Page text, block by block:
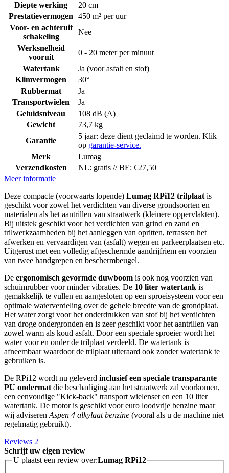
Diepte werking
20 cm
Prestatievermogen
450 m² per uur
Voor- en achteruit
schakeling
Nee
Werksnelheid
vooruit
0 - 20 meter per minuut
Watertank
Ja (voor asfalt en stof)
Klimvermogen
30°
Rubbermat
Ja
Transportwielen
Ja
Geluidsniveau
108 dB (A)
Gewicht
73,7 kg
Garantie
5 jaar: deze dient geclaimd te worden. Klik
op garantie-service.
Merk
Lumag
Verzendkosten
NL: gratis // BE: €27,50
Meer informatie
Deze compacte (voorwaarts lopende) Lumag RPi12 trilplaat is
geschikt voor zowel het verdichten van diverse grondsoorten en
materialen als het aantrillen van straatwerk (kleinere oppervlakten).
Bij uitstek geschikt voor het verdichten van grind en zand en
trilwerkzaamheden bij het aanleggen van opritten, terrassen het
afwerken en vervaardigen van (asfalt) wegen en parkeerplaatsen etc.
Uitgerust met een volledig afgeschermde aandrijfriem en voorzien
van twee handgrepen en beschermbeugel.
De ergonomisch gevormde duwboom is ook nog voorzien van
schuimrubber voor minder vibraties. De 10 liter watertank is
gemakkelijk te vullen en aangesloten op een sproeisysteem voor een
optimale waterverdeling over de gehele breedte van de grondplaat.
Het water zorgt voor het onderdrukken van stof bij het verdichten
van droge ondergronden en is zeer geschikt voor het aantrillen van
zowel warm als koud asfalt. Door een speciale sproeier wordt het
water voor en onder de trilplaat verdeeld. De watertank is
afneembaar waardoor de trilplaat uiteraard ook zonder watertank te
gebruiken is.
De RPi12 wordt nu geleverd inclusief een speciale transparante
PU ondermat die beschadiging aan het straatwerk zal voorkomen,
een eenvoudige "Kick-back" transport wielenset en een 10 liter
watertank. De motor is geschikt voor euro loodvrije benzine maar
wij adviseren Aspen 4 alkylaat benzine (vooral als u de machine niet
regelmatig gebruikt).
Reviews 2
Schrijf uw eigen review
U plaatst een review over:Lumag RPi12